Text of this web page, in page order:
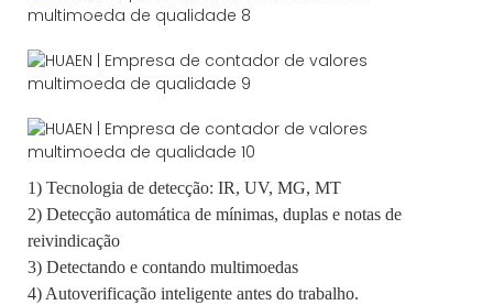
1) Tecnologia de detecção: IR, UV, MG, MT
2) Detecção automática de mínimas, duplas e notas de
reivindicação
3) Detectando e contando multimoedas
4) Autoverificação inteligente antes do trabalho.